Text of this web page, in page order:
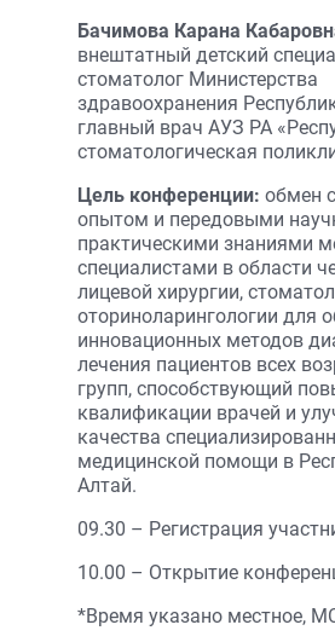
Бачимова Карана
внештатный детский
стоматолог Министерства
здравоохранения
главный врач АУЗ РА
стоматологическая
Цель конференции: обмен
опытом и передовыми
практическими знаниями
специалистами в области
лицевой хирургии,
оториноларингологии для
инновационных методов
лечения пациентов всех
групп, способствующий
квалификации врачей и
качества
медицинской помощи в
Алтай.
09.30 – Регистрация
10.00 – Открытие
*Время указано местное,